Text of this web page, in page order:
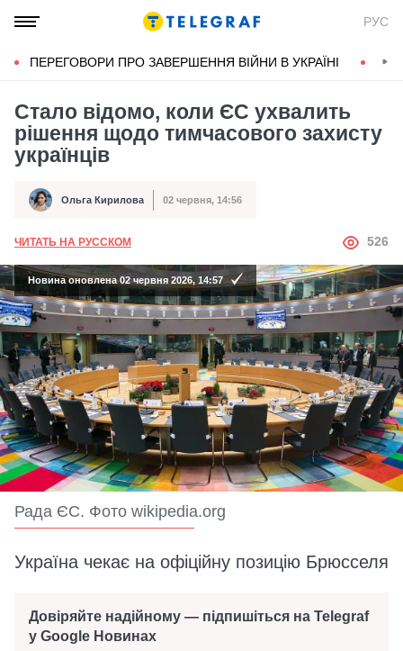
РУС
ПЕРЕГОВОРИ ПРО ЗАВЕРШЕННЯ ВІЙНИ В УКРАЇНІ
Стало відомо, коли ЄС ухвалить
рішення щодо тимчасового захисту
українців
Автор Ольга Кирилова
Дата публікації 02 червня, 14:56
ЧИТАТЬ НА РУССКОМ АВТОР
526
Новина оновлена 02 червня 2026, 14:57
Рада ЄС. Фото wikipedia.org
Україна чекає на офіційну позицію Брюсселя
Довіряйте надійному — підпишіться на Telegraf
у Google Новинах